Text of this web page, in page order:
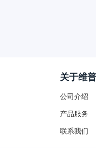
关于维普
公司介绍
产品服务
联系我们